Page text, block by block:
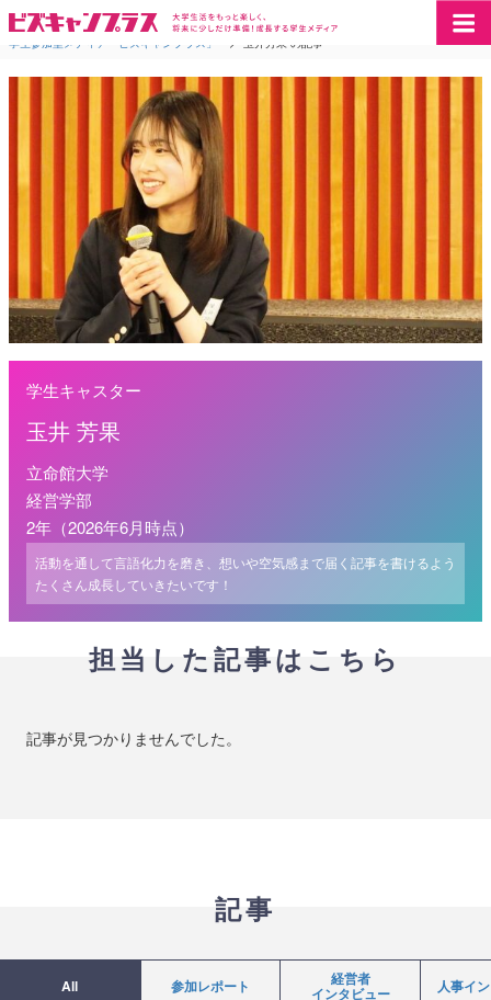
学生参加型メディア「ビズキャンプラス」 > 玉井芳果 の記事
学生キャスター
玉井 芳果
立命館大学
経営学部
2年（2026年6月時点）
活動を通して言語化力を磨き、想いや空気感まで届く記事を書けるよう
たくさん成長していきたいです！
担当した記事はこちら
記事が見つかりませんでした。
記事
All 参加レポート 経営者
インタビュー 人事イ